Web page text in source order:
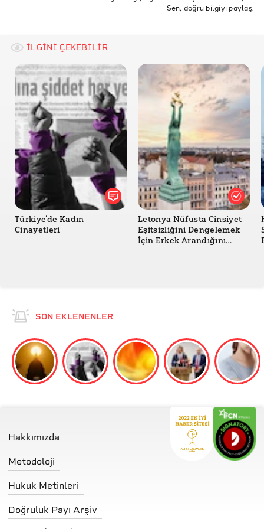
Korona
un women
Sen, doğru bilgiyi paylaş.
İLGİNİ ÇEKEBİLİR
Türkiye’de Kadın
Cinayetleri
Letonya Nüfusta Cinsiyet
Eşitsizliğini Dengelemek
İçin Erkek Arandığını
SON EKLENENLER
Hakkımızda
Metodoloji
Hukuk Metinleri
Doğruluk Payı Arşiv